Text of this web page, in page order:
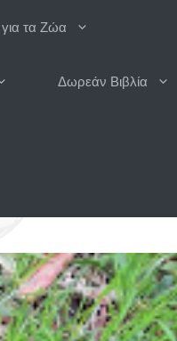
τα Ζώα
Δωρεάν Βιβλία